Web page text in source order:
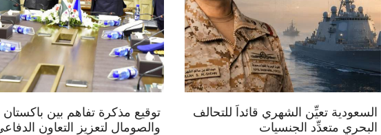
السعودية تعيِّن الشهري قائداً للتحالف
البحري متعدِّد الجنسيات
توقيع مذكرة تفاهم بين باكستان
والصومال لتعزيز التعاون